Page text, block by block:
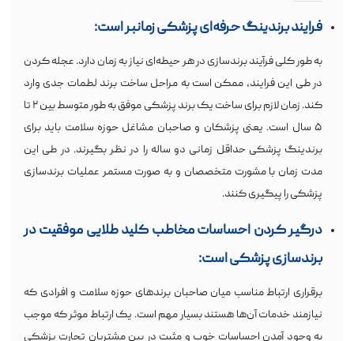
فرایند برندینگ حرفه‌ای پزشکی زمانبر است:
به طور کلی فرآیند برندسازی در هر حیطه‌ای نیاز به زمان دارد. عجله کردن
در طی این فرایند، ممکن است به مراحل ساخت برند لطمات جدی وارد
کند. زمان لازم برای ساخت یک برند پزشکی موفق به طور متوسط بین ۲ تا
۵ سال است. یعنی پزشکان و صاحبان مشاغل حوزه سلامت باید برای
برندینگ پزشکی حداقل زمانی دو ساله را در نظر بگیرند. در طی این
مدت زمان با مشورت متخصصان و به صورت مستمر عملیات برندسازی
پزشکی را پیگیری کنند.
درگیر کردن احساسات مخاطب کلید طلایی موفقیت در
برندسازی پزشکی است:
برقراری ارتباط مناسب میان صاحبان برندهای حوزه سلامت و افرادی که
نیازمند خدمات آن‌ها هستند بسیار مهم است. یک ارتباط موثر که موجب
به وجود آمدن احساسات خوب و مثبت در بین مشتریان تجارت پزشکی